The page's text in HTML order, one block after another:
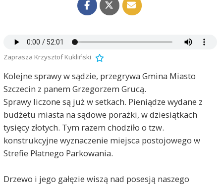
Zaprasza Krzysztof Kukliński
Kolejne sprawy w sądzie, przegrywa Gmina Miasto
Szczecin z panem Grzegorzem Grucą.
Sprawy liczone są już w setkach. Pieniądze wydane z
budżetu miasta na sądowe porażki, w dziesiątkach
tysięcy złotych. Tym razem chodziło o tzw.
konstrukcyjne wyznaczenie miejsca postojowego w
Strefie Płatnego Parkowania.
Drzewo i jego gałęzie wiszą nad posesją naszego